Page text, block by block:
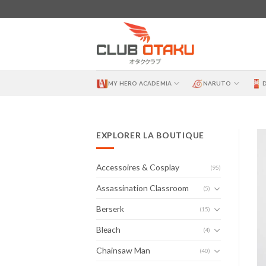
to
MY HERO ACADEMIA NARUTO
EXPLORER LA BOUTIQUE
Accessoires & Cosplay (95)
Assassination Classroom (5)
Berserk (15)
Bleach (4)
Chainsaw Man (40)